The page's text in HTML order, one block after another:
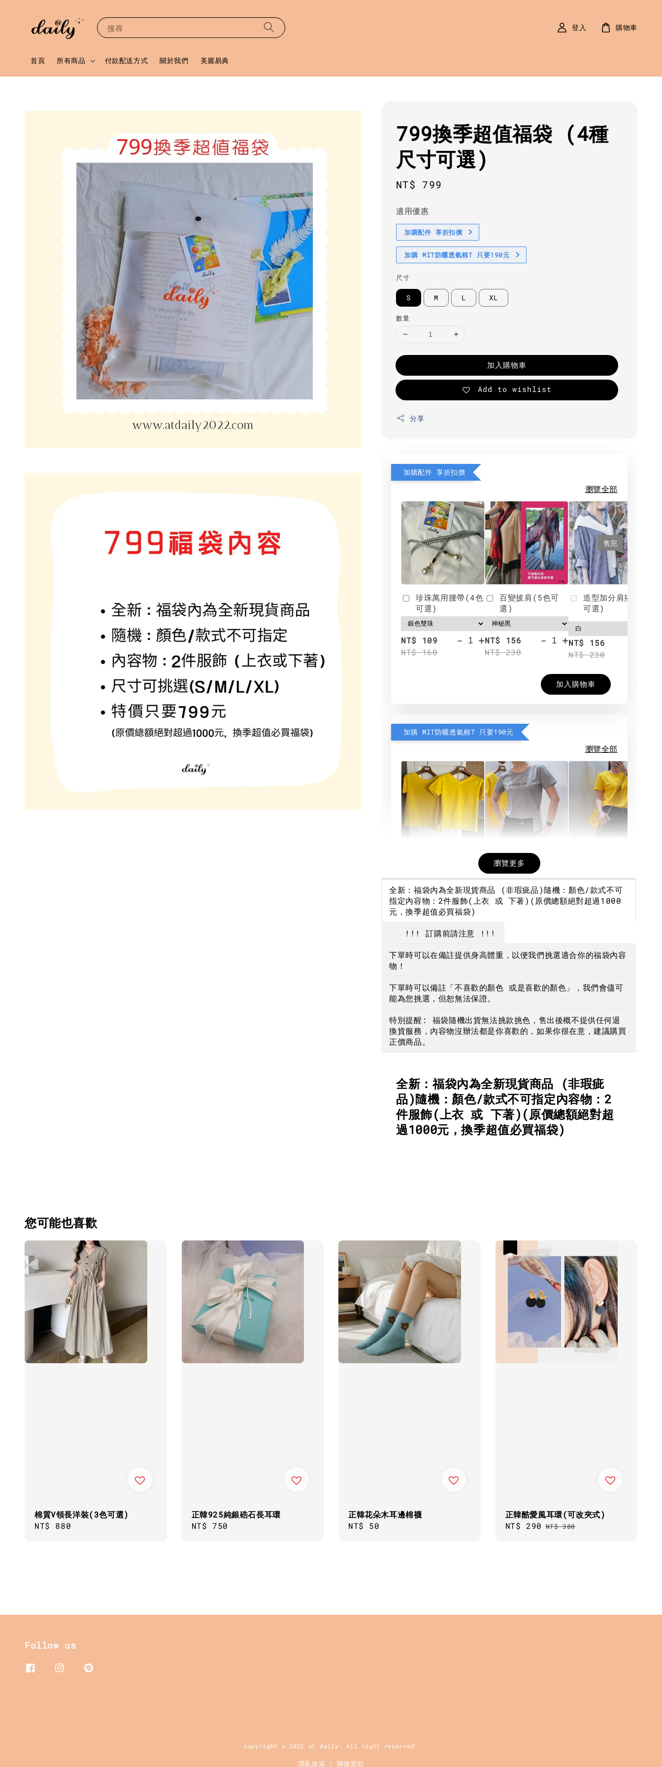
搜尋
首頁 所有商品 付款配送方式 關於我們 美麗易典
登入 購物車
799換季超值福袋 (4種
尺寸可選)
Regular
NT$ 799
適用優惠
加購配件 享折扣價
加購 MIT防曬透氣棉T 只要190元
尺寸
S M L XL
數量
加入購物車
Add to wishlist
分享
加購配件 享折扣價
瀏覽全部
珍珠萬用腰帶(4色
可選)
NT$ 109
NT$ 160
- +
百變披肩(5色可
選)
NT$ 156
NT$ 230
- +
售完
造型加分肩搭(4色
可選)
NT$ 156
NT$ 230
加入購物車
加購 MIT防曬透氣棉T 只要190元
瀏覽全部
NT$ 190
NT$ 450
- +
希望相隨雙面T
NT$ 190
- +NT$ 190
瀏覽更多
全新：福袋內為全新現貨商品 (非瑕疵品)隨機：顏色/款式不可
指定內容物：2件服飾(上衣 或 下著)(原價總額絕對超過1000
元，換季超值必買福袋)
!!! 訂購前請注意 !!!
下單時可以在備註提供身高體重，以便我們挑選適合你的福袋內容
物！
下單時可以備註「不喜歡的顏色 或是喜歡的顏色」，我們會儘可
能為您挑選，但恕無法保證。
特別提醒: 福袋隨機出貨無法挑款挑色，售出後概不提供任何退
換貨服務，內容物沒辦法都是你喜歡的，如果你很在意，建議購買
正價商品。
全新：福袋內為全新現貨商品 (非瑕疵
品)隨機：顏色/款式不可指定內容物：2
件服飾(上衣 或 下著)(原價總額絕對超
過1000元，換季超值必買福袋)
您可能也喜歡
棉質V領長洋裝(3色可選)
Regular
NT$ 880
正韓925純銀硞石長耳環
Regular
NT$ 750
正韓花朵木耳邊棉襪
Regular
NT$ 50
正韓酷愛風耳環(可改夾式)
Sale
NT$ 290 Regular
NT$ 380
Follow us
copyright © 2022 at daily. All right reserved.
隱私政策 | 購物需知